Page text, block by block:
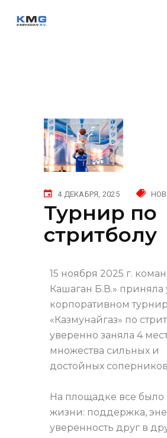
Турнир по
стритболу
15 ноября 2025 г.
Кашаган Б.В.» приняла
корпоративном
уверенно заняла 4
множества сильных и
достойных